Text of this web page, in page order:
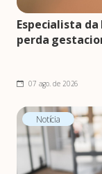
Especialista da
perda
07 ago. de 2026
Notícia